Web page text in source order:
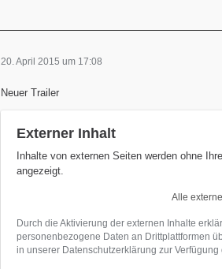
20. April 2015 um 17:08
Neuer Trailer
Externer Inhalt
Inhalte von externen Seiten werden ohne
angezeigt.
Alle
Durch die Aktivierung der externen Inhalte
personenbezogene Daten an Drittplattformen
in unserer Datenschutzerklärung zur Verfügung